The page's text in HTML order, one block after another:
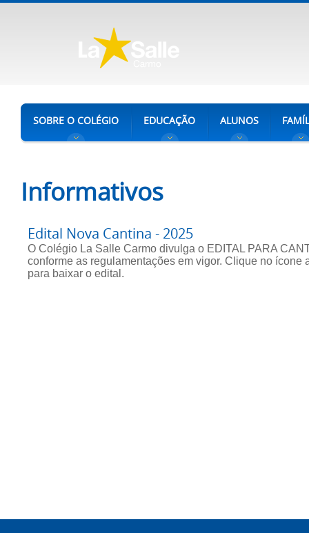
SOBRE O COLÉGIO EDUCAÇÃO ALUNOS
Informativos
Edital Nova Cantina - 2025
O Colégio La Salle Carmo divulga o EDITAL PARA
conforme as regulamentações em vigor. Clique no ícone
para baixar o edital.